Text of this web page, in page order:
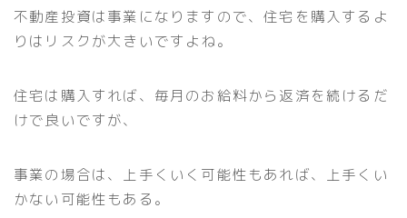
不動産投資は事業になりますので、住宅を購入するよ
りはリスクが大きいですよね。
住宅は購入すれば、毎月のお給料から返済を続けるだ
けで良いですが、
事業の場合は、上手くいく可能性もあれば、上手くい
かない可能性もある。